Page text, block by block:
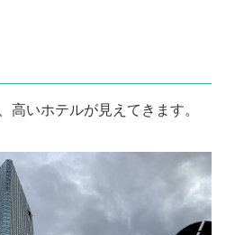
高いホテルが見えてきます。